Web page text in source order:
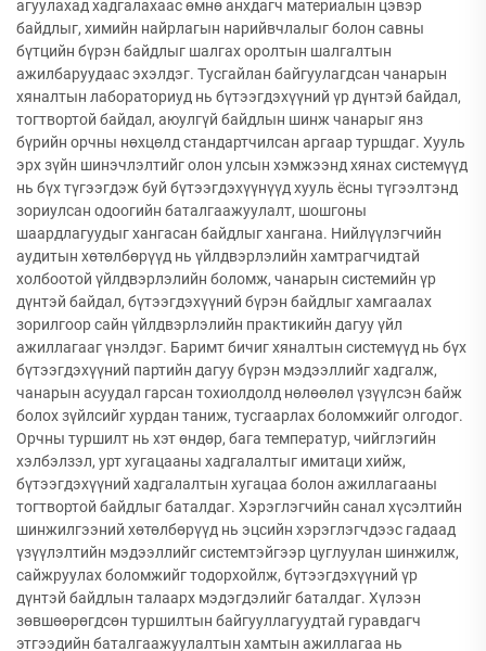
агуулахад хадгалахаас өмнө анхдагч материалын цэвэр
байдлыг, химийн найрлагын нарийвчлалыг болон савны
бүтцийн бүрэн байдлыг шалгах оролтын шалгалтын
ажилбаруудаас эхэлдэг. Тусгайлан байгуулагдсан чанарын
хяналтын лабораториуд нь бүтээгдэхүүний үр дүнтэй байдал,
тогтвортой байдал, аюулгүй байдлын шинж чанарыг янз
бүрийн орчны нөхцөлд стандартчилсан аргаар туршдаг. Хууль
эрх зүйн шинэчлэлтийг олон улсын хэмжээнд хянах системүүд
нь бүх түгээгдэж буй бүтээгдэхүүнүүд хууль ёсны түгээлтэнд
зориулсан одоогийн баталгаажуулалт, шошгоны
шаардлагуудыг хангасан байдлыг хангана. Нийлүүлэгчийн
аудитын хөтөлбөрүүд нь үйлдвэрлэлийн хамтрагчидтай
холбоотой үйлдвэрлэлийн боломж, чанарын системийн үр
дүнтэй байдал, бүтээгдэхүүний бүрэн байдлыг хамгаалах
зорилгоор сайн үйлдвэрлэлийн практикийн дагуу үйл
ажиллагааг үнэлдэг. Баримт бичиг хяналтын системүүд нь бүх
бүтээгдэхүүний партийн дагуу бүрэн мэдээллийг хадгалж,
чанарын асуудал гарсан тохиолдолд нөлөөлөл үзүүлсэн байж
болох зүйлсийг хурдан таниж, тусгаарлах боломжийг олгодог.
Орчны туршилт нь хэт өндөр, бага температур, чийглэгийн
хэлбэлзэл, урт хугацааны хадгалалтыг имитаци хийж,
бүтээгдэхүүний хадгалалтын хугацаа болон ажиллагааны
тогтвортой байдлыг баталдаг. Хэрэглэгчийн санал хүсэлтийн
шинжилгээний хөтөлбөрүүд нь эцсийн хэрэглэгчдээс гадаад
үзүүлэлтийн мэдээллийг системтэйгээр цуглуулан шинжилж,
сайжруулах боломжийг тодорхойлж, бүтээгдэхүүний үр
дүнтэй байдлын талаарх мэдэгдэлийг баталдаг. Хүлээн
зөвшөөрөгдсөн туршилтын байгууллагуудтай гуравдагч
этгээдийн баталгаажуулалтын хамтын ажиллагаа нь